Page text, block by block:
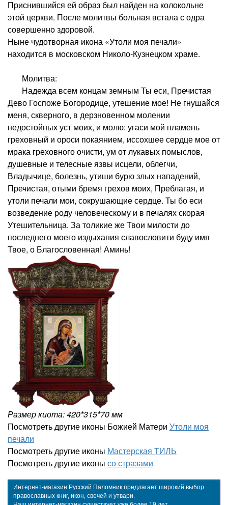
Приснившийся ей образ был найден на колокольне
этой церкви. После молитвы больная встала с одра
совершенно здоровой.
Ныне чудотворная икона «Утоли моя печали»
находится в московском Николо-Кузнецком храме.
Молитва:
Надежда всем концам земным Ты еси, Пречистая
Дево Госпоже Богородице, утешение мое! Не гнушайся
меня, скверного, в дерзновенном молении
недостойных уст моих, и молю: угаси мой пламень
греховный и ороси покаянием, иссохшее сердце мое от
мрака греховного очисти, ум от лукавых помыслов,
душевные и телесные язвы исцели, облегчи,
Владычице, болезнь, утиши бурю злых нападений,
Пречистая, отыми бремя грехов моих, Преблагая, и
утоли печали мои, сокрушающие сердце. Ты бо еси
возведение роду человеческому и в печалях скорая
Утешительница. За толикие же Твои милости до
последнего моего издыхания славословити буду имя
Твое, о Благословенная! Аминь!
Размер киота: 420*315*70 мм
Посмотреть другие иконы Божией Матери Утоли моя
печали
Посмотреть другие иконы Мастерская ТИЛЬ
Посмотреть другие иконы со стразами
Интернет-магазин Русский Паломник предлагает широкий выбор
православных книг, икон, свечей и утвари.